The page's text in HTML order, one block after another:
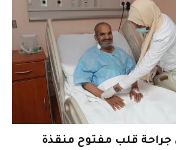
جراحة قلب مفتوح منقذة